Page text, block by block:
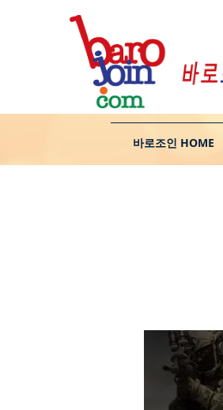
바로조인 HOME